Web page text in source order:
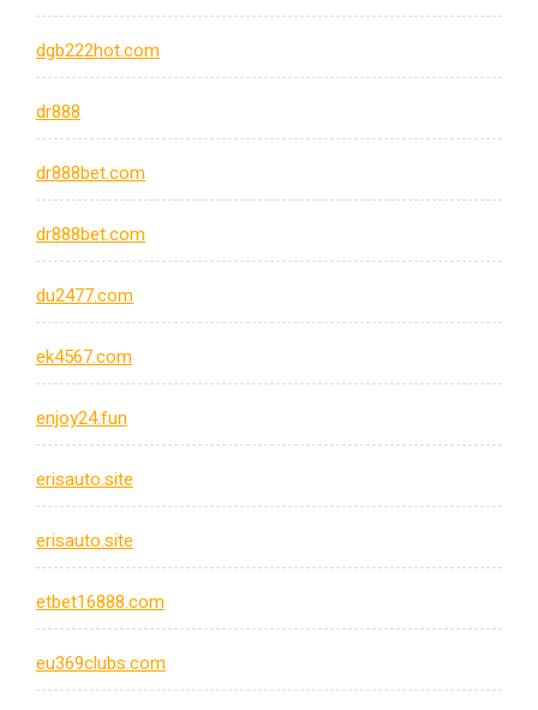
dgb222hot.com
dr888
dr888bet.com
dr888bet.com
du2477.com
ek4567.com
enjoy24.fun
erisauto.site
erisauto.site
etbet16888.com
eu369clubs.com